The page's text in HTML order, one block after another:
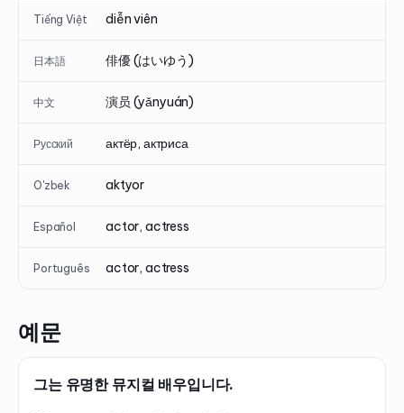
Tiếng Việt diễn viên
日本語 俳優 (はいゆう)
中文 演员 (yǎnyuán)
Русский актёр, актриса
O'zbek aktyor
Español actor, actress
Português actor, actress
예문
그는 유명한 뮤지컬 배우입니다.